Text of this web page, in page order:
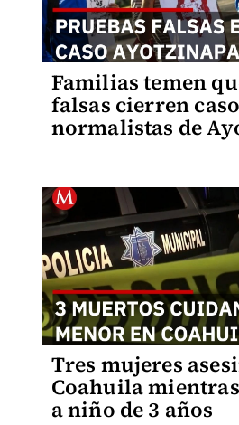
Familias temen
falsas cierren
normalistas de
Tres mujeres
Coahuila
a niño de 3 años